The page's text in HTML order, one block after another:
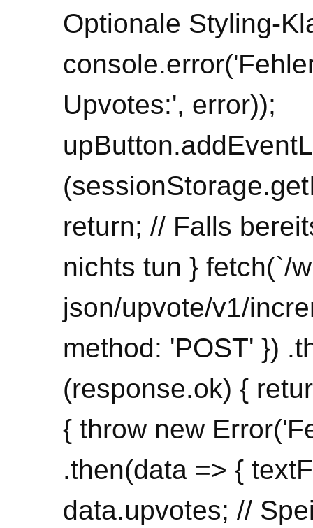
Optionale Styling-
Upvotes:', error));
return; // Falls
nichts tun } fetch(`/
json/upvote/v1/
method: 'POST' })
(response.ok) {
{ throw new
.then(data => {
data.upvotes; //